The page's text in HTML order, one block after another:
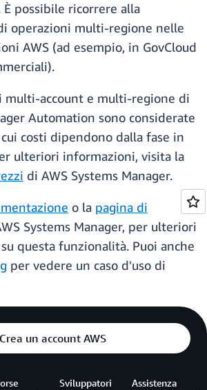
È possibile ricorrere alla
operazioni multi-regione nelle
AWS (ad esempio, in GovCloud
multi-account e multi-regione di
Automation sono considerate
costi dipendono dalla fase in
ulteriori informazioni, visita la
di AWS Systems Manager.
o la pagina di
Systems Manager, per ulteriori
questa funzionalità. Puoi anche
per vedere un caso d'uso di
Crea un account AWS
Sviluppatori Assistenza